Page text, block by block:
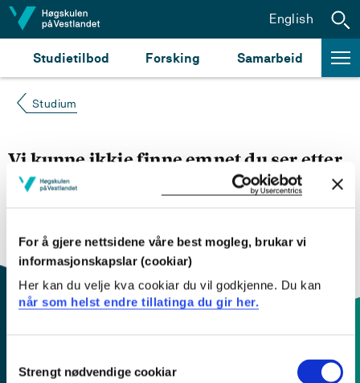
For å gjere nettsidene våre best mogleg, brukar vi
informasjonskapslar (cookiar)
Her kan du velje kva cookiar du vil godkjenne. Du kan
når som helst endre tillatinga du gir her.
Selection
Strengt nødvendige cookiar
Hopp til innhald
Studietilbod Forsking Samarbeid
English
Studium
Vi kunne ikkje finne emnet du ser etter
søke opp emnet du ser etter i
engelsk emneplan ved å klikke på «English».